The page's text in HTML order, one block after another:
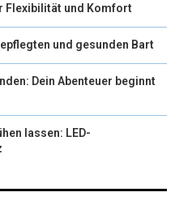
Flexibilität und Komfort
und gesunden Bart
Dein Abenteuer beginnt
lassen: LED-